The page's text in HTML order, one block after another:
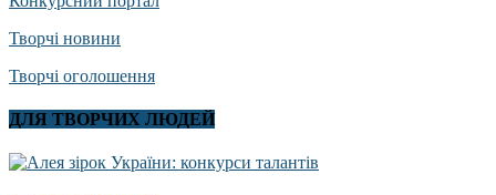
Творчі новини
Творчі оголошення
ДЛЯ ТВОРЧИХ ЛЮДЕЙ